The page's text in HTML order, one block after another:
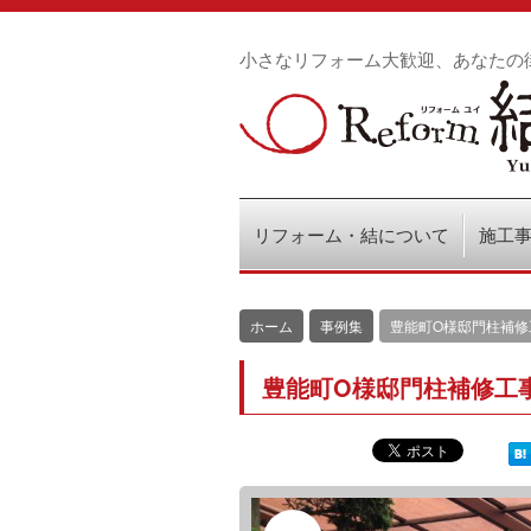
小さなリフォーム大歓迎、あなた
リフォーム・結について 施工
ホーム 事例集 豊能町O様邸門柱補
豊能町O様邸門柱補修工